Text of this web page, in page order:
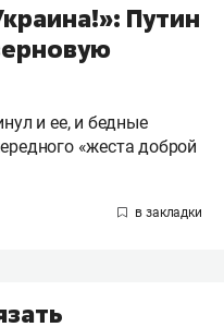
Путин
и ее, и бедные
«жеста доброй